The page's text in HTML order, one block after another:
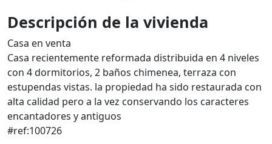
Descripción de la vivienda
Casa en venta
Casa recientemente reformada distribuida en 4 niveles
con 4 dormitorios, 2 baños chimenea, terraza con
estupendas vistas. la propiedad ha sido restaurada con
alta calidad pero a la vez conservando los caracteres
encantadores y antiguos
#ref:100726